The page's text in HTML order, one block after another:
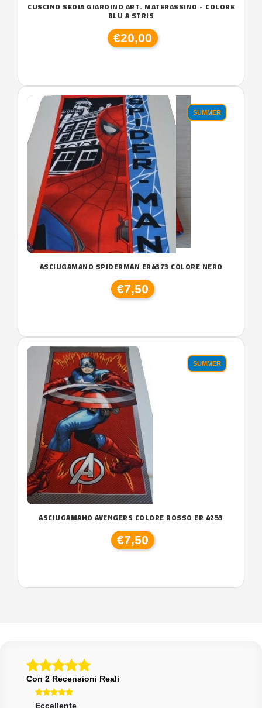
CUSCINO SEDIA GIARDINO ART. MATERASSINO - COLORE
BLU A STRIS
€20,00
SUMMER
ASCIUGAMANO SPIDERMAN ER4373 COLORE NERO
€7,50
SUMMER
ASCIUGAMANO AVENGERS COLORE ROSSO ER 4253
€7,50
Con 2 Recensioni Reali
Eccellente
Eccellente